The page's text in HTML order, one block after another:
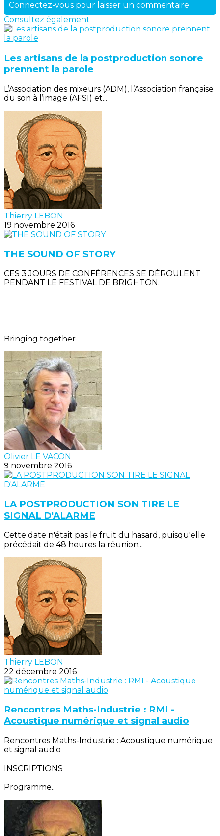
Connectez-vous pour laisser un commentaire
Consultez également
Les artisans de la postproduction sonore
prennent la parole
L’Association des mixeurs (ADM), l’Association française
du son à l’image (AFSI) et...
Thierry LEBON
19 novembre 2016
THE SOUND OF STORY
CES 3 JOURS DE CONFÉRENCES SE DÉROULENT
PENDANT LE FESTIVAL DE BRIGHTON.
Bringing together...
Olivier LE VACON
9 novembre 2016
LA POSTPRODUCTION SON TIRE LE
SIGNAL D'ALARME
Cette date n'était pas le fruit du hasard, puisqu'elle
précédait de 48 heures la réunion...
Thierry LEBON
22 décembre 2016
Rencontres Maths-Industrie : RMI -
Acoustique numérique et signal audio
Rencontres Maths-Industrie : Acoustique numérique
et signal audio
INSCRIPTIONS
Programme...